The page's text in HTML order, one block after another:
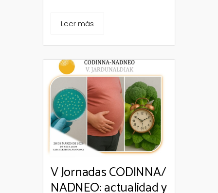
Leer más
V Jornadas CODINNA/
NADNEO: actualidad y